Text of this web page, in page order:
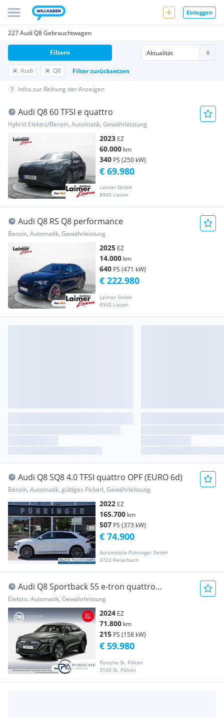
Einloggen
227 Audi Q8 Gebrauchtwagen
Audi Q8 Filter zurücksetzen
Filtern
Infos zur Reihung der Anzeigen
Audi Q8 60 TFSI e quattro
Hybrid Elektro/Benzin, Automatik, Gewährleistung
2023 EZ
60.000 km
340 PS (250 kW)
Laimer GmbH
8940 Liezen
€ 69.980
Audi Q8 RS Q8 performance
Benzin, Automatik, Gewährleistung
2025 EZ
14.000 km
640 PS (471 kW)
Laimer GmbH
8940 Liezen
€ 222.980
Audi Q8 SQ8 4.0 TFSI quattro OPF (EURO 6d)
Benzin, Automatik, gültiges Pickerl, Gewährleistung
2022 EZ
165.700 km
507 PS (373 kW)
Automobile Pühringer GmbH
4722 Peuerbach
€ 74.900
Audi Q8 Sportback 55 e-tron quattro
advanced
Elektro, Automatik, Gewährleistung
2024 EZ
71.800 km
215 PS (158 kW)
Porsche St. Pölten
3100 St. Pölten
€ 59.980